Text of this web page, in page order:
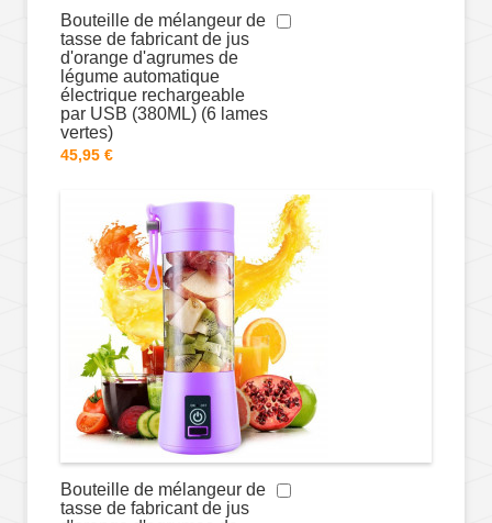
Bouteille de mélangeur de
tasse de fabricant de jus
d'orange d'agrumes de
légume automatique
électrique rechargeable
par USB (380ML) (6 lames
vertes)
45,95 €
Bouteille de mélangeur de
tasse de fabricant de jus